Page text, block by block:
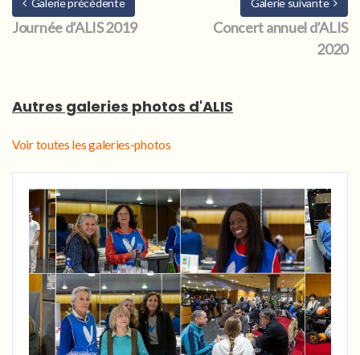
Galerie précédente
Journée d’ALIS 2019
Galerie suivante
Concert annuel d’ALIS
2020
Autres galeries photos d'ALIS
Voir toutes les galeries-photos